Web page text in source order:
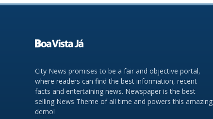
City News promises to be a fair and objective portal,
where readers can find the best information, recent
facts and entertaining news. Newspaper is the best
selling News Theme of all time and powers this amazing
demo!